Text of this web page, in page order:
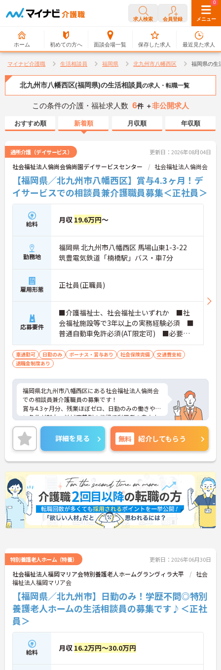
求人検索 会員登録 メニュー
ホーム 初めての方へ 面談会場一覧
0
保存した求人
0
最近見た求人
マイナビ介護職 生活相談員 福岡県 北九州市八幡西区 福岡県の生
北九州市八幡西区(福岡県)の生活相談員の求人・転職一覧
この条件の介護・福祉求人数 6件 ＋非公開求人
おすすめ順 新着順 月収順 年収順
通所介護（デイサービス） 更新日：2026年08月04日
社会福祉法人倫尚会倫尚園デイサービスセンター 社会福祉法人倫尚会
【福岡県／北九州市八幡西区】賞与4.3ヶ月！デ
イサービスでの相談員兼介護職員募集＜正社員＞
給料 月収 19.6万円～
勤務地
福岡県 北九州市八幡西区 馬場山東1-3-22
筑豊電気鉄道「楠橋駅」バス・車7分
雇用形態 正社員(正職員)
応募要件
■介護福祉士、社会福祉士いずれか ■社
会福祉施設等で3年以上の実務経験必須 ■
普通自動車免許必須(AT限定可) ■必要なP
Cスキル：文字入力程度
車通勤可 日勤のみ ボーナス・賞与あり 社会保険完備
交通費支給
退職金制度あり
福岡県北九州市八幡西区にある社会福祉法人倫尚会
での相談員兼介護職員の募集です！
賞与4.3ヶ月分、残業ほぼゼロ、日勤のみの働きやす
い条件が魅力。地域密着型の施設で利用者の自立支
援に貢献できます。福利厚生も充実しており正職員
として長く働きたい方にもおすすめです。ご興味が
ある方は、ご面接のポイントをお伝えしますので、
お気軽にお問い合わせください。
詳細を見る 無料 紹介してもらう
特別養護老人ホーム（特養） 更新日：2026年06月30日
社会福祉法人福岡マリア会特別養護老人ホームグランヴィラ大平
社会
福祉法人福岡マリア会
【福岡県／北九州市】日勤のみ！学歴不問◎特別
養護老人ホームの生活相談員の募集です♪＜正社
員＞
給料 月収 16.2万円～30.0万円